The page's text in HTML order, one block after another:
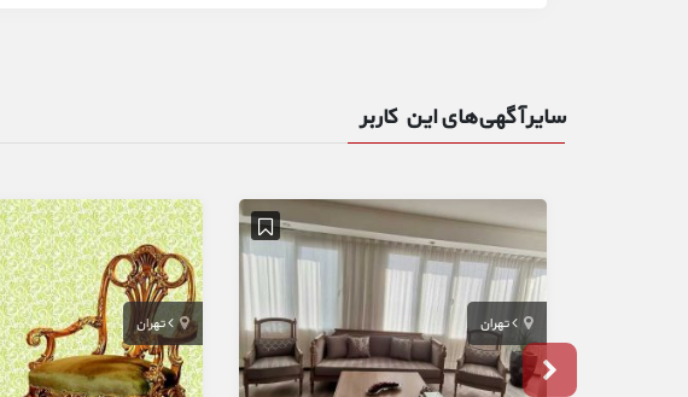
سایر آگهی‌های این کاربر
تهران تهران